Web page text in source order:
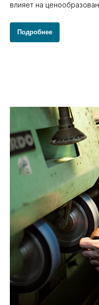
влияет на
Подробнее